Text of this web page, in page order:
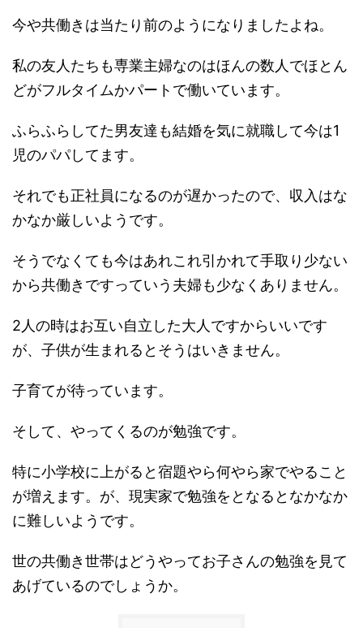
今や共働きは当たり前のようになりましたよね。
私の友人たちも専業主婦なのはほんの数人でほとん
どがフルタイムかパートで働いています。
ふらふらしてた男友達も結婚を気に就職して今は1
児のパパしてます。
それでも正社員になるのが遅かったので、収入はな
かなか厳しいようです。
そうでなくても今はあれこれ引かれて手取り少ない
から共働きですっていう夫婦も少なくありません。
2人の時はお互い自立した大人ですからいいです
が、子供が生まれるとそうはいきません。
子育てが待っています。
そして、やってくるのが勉強です。
特に小学校に上がると宿題やら何やら家でやること
が増えます。が、現実家で勉強をとなるとなかなか
に難しいようです。
世の共働き世帯はどうやってお子さんの勉強を見て
あげているのでしょうか。